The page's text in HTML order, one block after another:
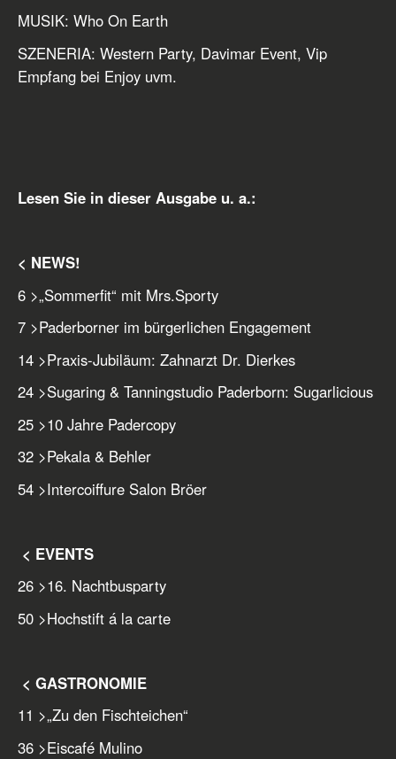
MUSIK: Who On Earth
SZENERIA: Western Party, Davimar Event, Vip
Empfang bei Enjoy uvm.
Lesen Sie in dieser Ausgabe u. a.:
< NEWS!
6 >„Sommerfit“ mit Mrs.Sporty
7 >Paderborner im bürgerlichen Engagement
14 >Praxis-Jubiläum: Zahnarzt Dr. Dierkes
24 >Sugaring & Tanningstudio Paderborn: Sugarlicious
25 >10 Jahre Padercopy
32 >Pekala & Behler
54 >Intercoiffure Salon Bröer
< EVENTS
26 >16. Nachtbusparty
50 >Hochstift á la carte
< GASTRONOMIE
11 >„Zu den Fischteichen“
36 >Eiscafé Mulino